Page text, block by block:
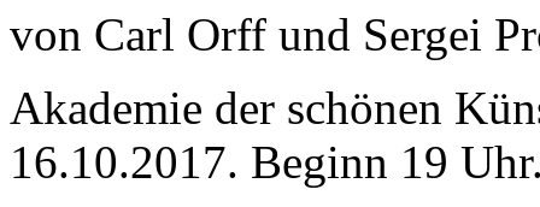
von Carl Orff und Sergei
Akademie der schönen
16.10.2017. Beginn 19